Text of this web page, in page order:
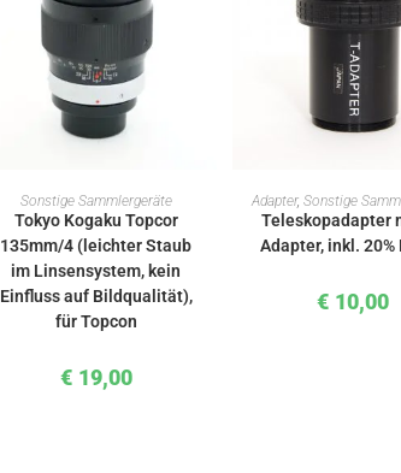
IN DEN WARENKORB
Sonstige Sammlergeräte
Tokyo Kogaku Topcor
135mm/4 (leichter Staub
im Linsensystem, kein
Einfluss auf Bildqualität),
für Topcon
€ 19,00
IN DEN
Adapter, Sonstige
Teleskopadapter
Adapter, inkl. 20%
€ 10,00